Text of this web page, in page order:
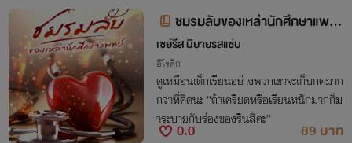
ชมรมลับของเหล่านักศึกษาแพท
ย์
เซย์รีส นิยายรสแซ่บ
อีโรติก
ดูเหมือนเด็กเรียนอย่างพวกเขาจะเก็บกดมาก
กว่าที่คิดนะ “ถ้าเครียดหรือเรียนหนักมากก็ม
าระบายกับร่องของรินสิคะ”
0.0 89 บาท